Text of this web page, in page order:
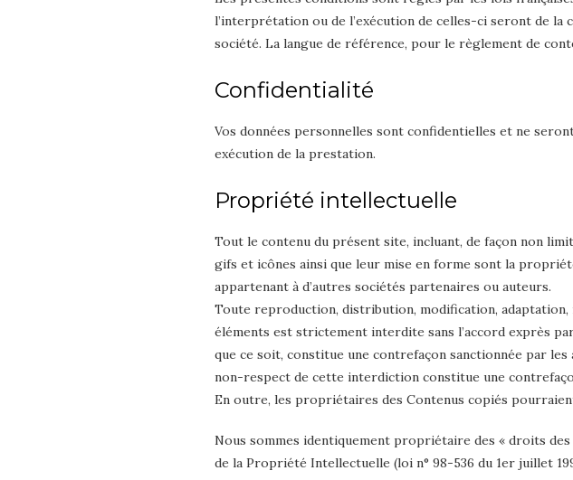
l’interprétation ou de l’exécution de celles-ci seront de la
société. La langue de référence, pour le règlement de
Confidentialité
Vos données personnelles sont confidentielles et ne
exécution de la prestation.
Propriété intellectuelle
Tout le contenu du présent site, incluant, de façon non
gifs et icônes ainsi que leur mise en forme sont la
appartenant à d’autres sociétés partenaires ou auteurs.
Toute reproduction, distribution, modification,
éléments est strictement interdite sans l’accord exprès
que ce soit, constitue une contrefaçon sanctionnée par
non-respect de cette interdiction constitue une
En outre, les propriétaires des Contenus copiés
Nous sommes identiquement propriétaire des « droits
de la Propriété Intellectuelle (loi n° 98-536 du 1er juillet